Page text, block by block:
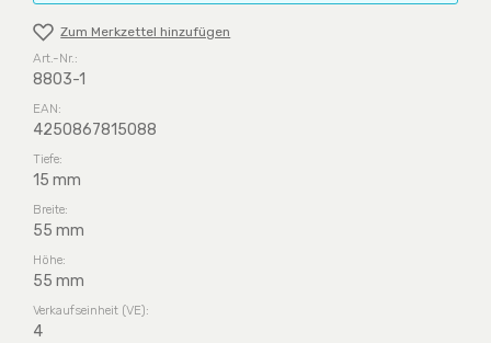
Zum Merkzettel hinzufügen
Art.-Nr.:
8803-1
EAN:
4250867815088
Tiefe:
15 mm
Breite:
55 mm
Höhe:
55 mm
Verkaufseinheit (VE):
4